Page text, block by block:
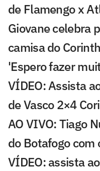
de Flamengo x
Giovane celebra
camisa do
'Espero fazer
VÍDEO: Assista
de Vasco 2×4
AO VIVO: Tiago
do Botafogo com
VÍDEO: assista